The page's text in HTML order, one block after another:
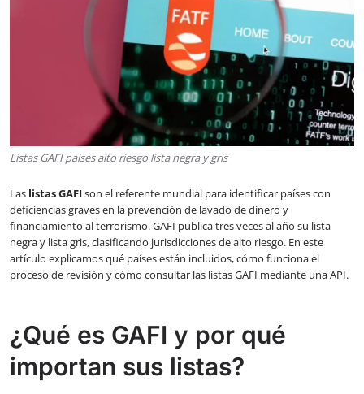
Listas GAFI países alto riesgo lista negra y gris
Las listas GAFIson el referente mundial para identificar países con
deficiencias graves en la prevención de lavado de dinero y
financiamiento al terrorismo. GAFI publica tres veces al año su lista
negra y lista gris, clasificando jurisdicciones de alto riesgo. En este
artículo explicamos qué países están incluidos, cómo funciona el
proceso de revisión y cómo consultar las listas GAFI mediante una API.
¿Qué es GAFI y por qué
importan sus listas?